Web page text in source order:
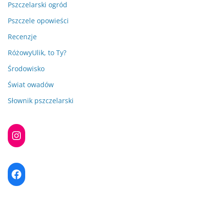
Pszczelarski ogród
Pszczele opowieści
Recenzje
RóżowyUlik, to Ty?
Środowisko
Świat owadów
Słownik pszczelarski
Instagram
Facebook